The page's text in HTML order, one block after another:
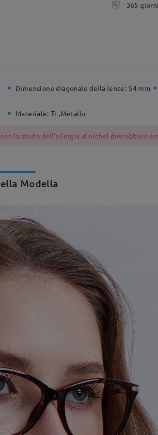
365
Dimensione diagonale della lente: 54 mm
Materiale: Tr ,Metallo
la storia dell'allergia al nichel dovrebbero
Modella